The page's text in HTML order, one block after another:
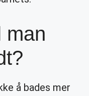
man
å bades mer